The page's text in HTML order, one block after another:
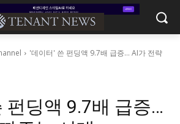
'데이터' 쓴 펀딩액 9.7배 급증… AI가 전략
펀딩액 9.7배 급증…